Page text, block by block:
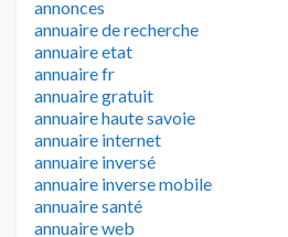
annonces
annuaire de recherche
annuaire etat
annuaire fr
annuaire gratuit
annuaire haute savoie
annuaire internet
annuaire inversé
annuaire inverse mobile
annuaire santé
annuaire web